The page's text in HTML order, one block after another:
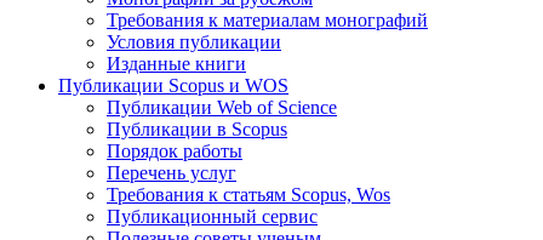
Требования к материалам монографий
Условия публикации
Изданные книги
Публикации Scopus и WOS
Публикации Web of Science
Публикации в Scopus
Порядок работы
Перечень услуг
Требования к статьям Scopus, Wos
Публикационный сервис